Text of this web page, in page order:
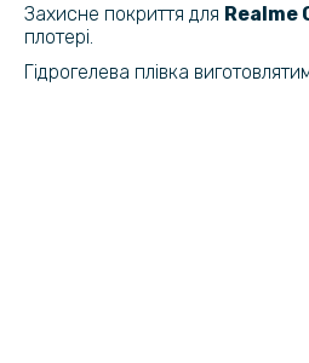
Захисне покриття для Realme
плотері.
Гідрогелева плівка